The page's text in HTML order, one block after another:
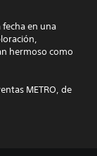
en una
hermoso como
METRO, de